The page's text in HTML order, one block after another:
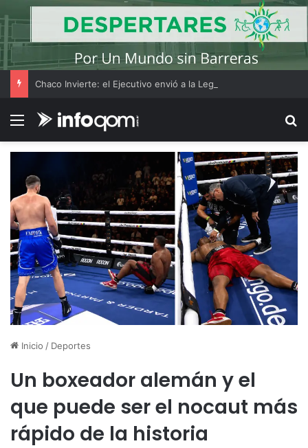
Menú
Inicio / Deportes
Un boxeador alemán y el
que puede ser el nocaut más
rápido de la historia